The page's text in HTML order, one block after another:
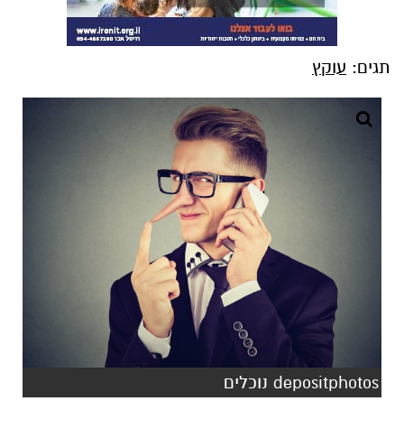
תגים: עוקץ
depositphotos נוכלים